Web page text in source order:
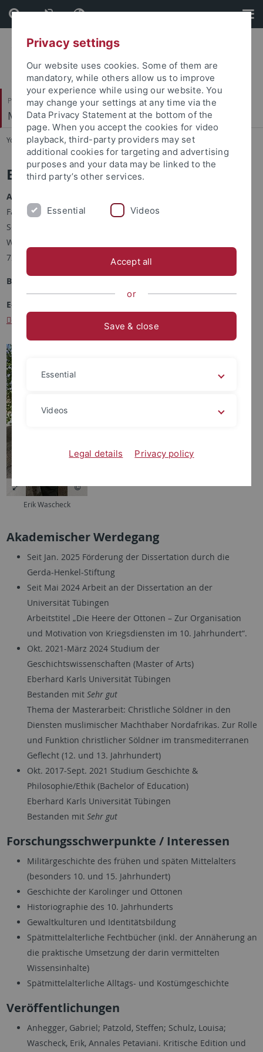
Skip
to
content
Skip
to
footer
Philosophische Fakultät
Mittelalterliche Geschichte
You are here: Startseite ... Wascheck
Erik Wascheck, M.A.
Adresse:
Fachbereich Geschichtswissenschaft
Seminar für mittelalterliche Geschichte
Wilhelmstraße 36
72074 Tübingen
Büro:
E-Mail:
erik.wascheck
Erik Wascheck
Akademischer Werdegang
Seit Jan. 2025 Förderung der Dissertation durch die
Gerda-Henkel-Stiftung
Seit Mai 2024 Arbeit an der Dissertation an der
Universität Tübingen
Arbeitstitel „Die Heere der Ottonen – Zur Organisation
und Motivation von Kriegsdiensten im 10. Jahrhundert“.
Okt. 2021-März 2024 Studium der
Geschichtswissenschaften (Master of Arts)
Eberhard Karls Universität Tübingen
Bestanden mit Sehr gut
Thema der Masterarbeit: Christliche Söldner in den
Diensten muslimischer Machthaber Nordafrikas. Zur Rolle
und Funktion christlicher Söldner im transmediterranen
Geflecht (12. und 13. Jahrhundert)
Okt. 2017-Sept. 2021 Studium Geschichte &
Philosophie/Ethik (Bachelor of Education)
Eberhard Karls Universität Tübingen
Bestanden mit Sehr gut
Forschungsschwerpunkte / Interessen
Militärgeschichte des frühen und späten Mittelalters
(besonders 10. und 15. Jahrhundert)
Geschichte der Karolinger und Ottonen
Historiographie des 10. Jahrhunderts
Gewaltkulturen und Identitätsbildung
Spätmittelalterliche Fechtbücher (inkl. der Annäherung an
die praktische Umsetzung der darin vermittelten
Wissensinhalte)
Spätmittelalterliche Alltags- und Kostümgeschichte
Veröffentlichungen
Anhegger, Gabriel; Patzold, Steffen; Schulz, Louisa;
Wascheck, Erik, Annales Petaviani. Kritische Edition und
Privacy settings
Our website uses cookies. Some of them are
mandatory, while others allow us to improve
your experience while using our website. You
may change your settings at any time via the
Data Privacy Statement at the bottom of the
page. When you accept the cookies for video
playback, third-party providers may set
additional cookies for targeting and advertising
purposes and your data may be linked to the
third party’s other services.
Essential Videos
Accept all
or
Save & close
Essential
Videos
Legal details Privacy policy